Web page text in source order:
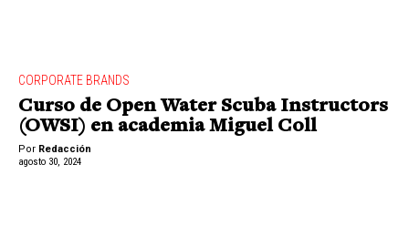
CORPORATE BRANDS
Curso de Open Water Scuba Instructors
(OWSI) en academia Miguel Coll
Por Redacción
agosto 30, 2024